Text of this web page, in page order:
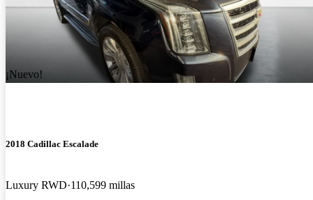
¡Nuevo!
2018 Cadillac Escalade
Luxury RWD 110,599 millas